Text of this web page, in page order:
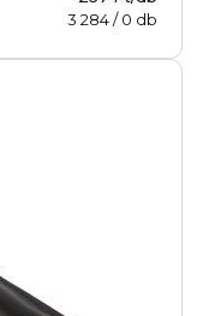
3 284/0 db